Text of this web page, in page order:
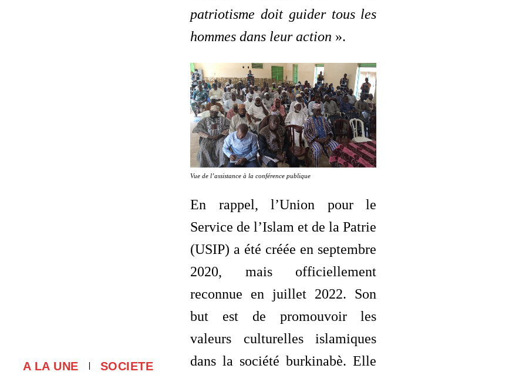
A LA UNE SOCIETE
patriotisme doit guider tous les
hommes dans leur action ».
Vue de l’assistance à la conférence publique
En rappel, l’Union pour le
Service de l’Islam et de la Patrie
(USIP) a été créée en septembre
2020, mais officiellement
reconnue en juillet 2022. Son
but est de promouvoir les
valeurs culturelles islamiques
dans la société burkinabè. Elle